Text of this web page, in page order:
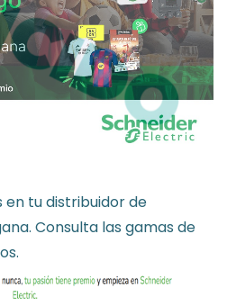
tu distribuidor de
Consulta las gamas de